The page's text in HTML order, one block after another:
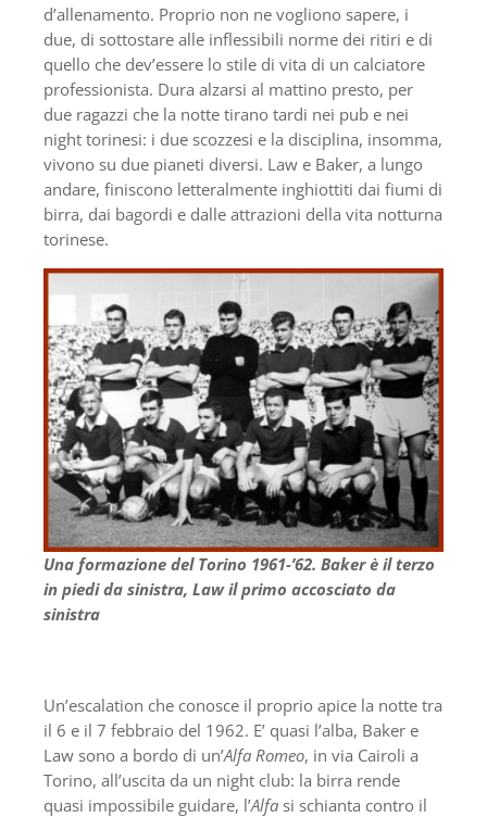
d’allenamento. Proprio non ne vogliono sapere, i
due, di sottostare alle inflessibili norme dei ritiri e di
quello che dev’essere lo stile di vita di un calciatore
professionista. Dura alzarsi al mattino presto, per
due ragazzi che la notte tirano tardi nei pub e nei
night torinesi: i due scozzesi e la disciplina, insomma,
vivono su due pianeti diversi. Law e Baker, a lungo
andare, finiscono letteralmente inghiottiti dai fiumi di
birra, dai bagordi e dalle attrazioni della vita notturna
torinese.
Una formazione del Torino 1961-’62. Baker è il terzo
in piedi da sinistra, Law il primo accosciato da
sinistra
Un’escalation che conosce il proprio apice la notte tra
il 6 e il 7 febbraio del 1962. E’ quasi l’alba, Baker e
Law sono a bordo di un’Alfa Romeo, in via Cairoli a
Torino, all’uscita da un night club: la birra rende
quasi impossibile guidare, l’Alfa si schianta contro il